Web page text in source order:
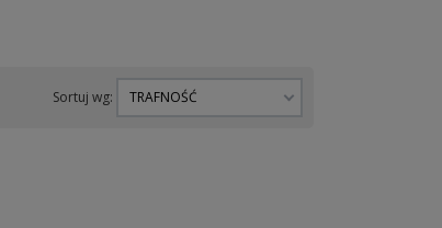
Sortuj wg: TRAFNOŚĆ